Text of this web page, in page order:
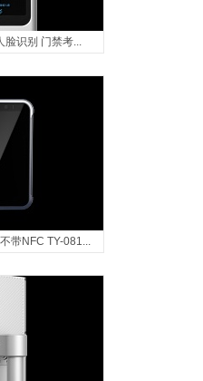
脸识别 门禁考...
带NFC TY-081...